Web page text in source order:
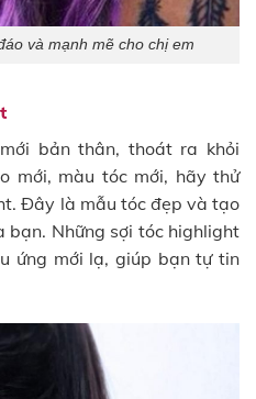
và mạnh mẽ cho chị em
bản thân, thoát ra khỏi
mới, màu tóc mới, hãy thử
Đây là mẫu tóc đẹp và tạo
bạn. Những sợi tóc highlight
ứng mới lạ, giúp bạn tự tin